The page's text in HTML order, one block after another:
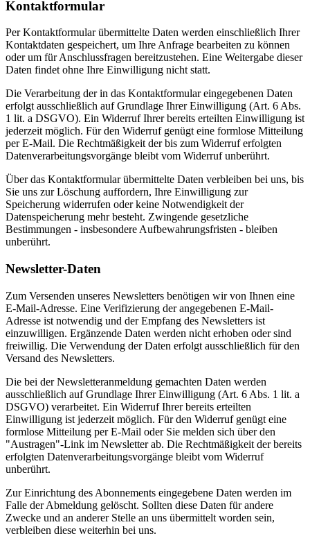
Kontaktformular
Per Kontaktformular übermittelte Daten werden einschließlich Ihrer
Kontaktdaten gespeichert, um Ihre Anfrage bearbeiten zu können
oder um für Anschlussfragen bereitzustehen. Eine Weitergabe dieser
Daten findet ohne Ihre Einwilligung nicht statt.
Die Verarbeitung der in das Kontaktformular eingegebenen Daten
erfolgt ausschließlich auf Grundlage Ihrer Einwilligung (Art. 6 Abs.
1 lit. a DSGVO). Ein Widerruf Ihrer bereits erteilten Einwilligung ist
jederzeit möglich. Für den Widerruf genügt eine formlose Mitteilung
per E-Mail. Die Rechtmäßigkeit der bis zum Widerruf erfolgten
Datenverarbeitungsvorgänge bleibt vom Widerruf unberührt.
Über das Kontaktformular übermittelte Daten verbleiben bei uns, bis
Sie uns zur Löschung auffordern, Ihre Einwilligung zur
Speicherung widerrufen oder keine Notwendigkeit der
Datenspeicherung mehr besteht. Zwingende gesetzliche
Bestimmungen - insbesondere Aufbewahrungsfristen - bleiben
unberührt.
Newsletter-Daten
Zum Versenden unseres Newsletters benötigen wir von Ihnen eine
E-Mail-Adresse. Eine Verifizierung der angegebenen E-Mail-
Adresse ist notwendig und der Empfang des Newsletters ist
einzuwilligen. Ergänzende Daten werden nicht erhoben oder sind
freiwillig. Die Verwendung der Daten erfolgt ausschließlich für den
Versand des Newsletters.
Die bei der Newsletteranmeldung gemachten Daten werden
ausschließlich auf Grundlage Ihrer Einwilligung (Art. 6 Abs. 1 lit. a
DSGVO) verarbeitet. Ein Widerruf Ihrer bereits erteilten
Einwilligung ist jederzeit möglich. Für den Widerruf genügt eine
formlose Mitteilung per E-Mail oder Sie melden sich über den
"Austragen"-Link im Newsletter ab. Die Rechtmäßigkeit der bereits
erfolgten Datenverarbeitungsvorgänge bleibt vom Widerruf
unberührt.
Zur Einrichtung des Abonnements eingegebene Daten werden im
Falle der Abmeldung gelöscht. Sollten diese Daten für andere
Zwecke und an anderer Stelle an uns übermittelt worden sein,
verbleiben diese weiterhin bei uns.